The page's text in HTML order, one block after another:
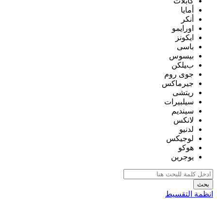
أمايا
أنكر
اورايمو
ايكونز
باسى
بيسوس
بيلكن
جوى روم
جيرماكس
ريتشى
سيلبيرات
سينديم
لانكس
لدنيو
لوجيكس
هوكو
يوجرين
بحث
انظمة التقسيط